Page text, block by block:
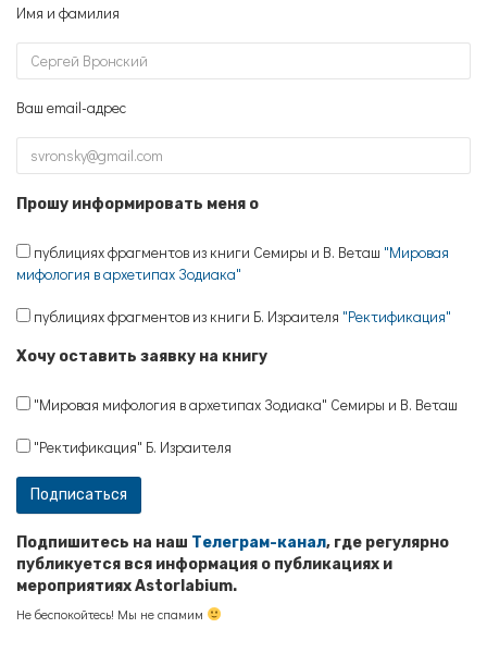
Имя и фамилия
Ваш email-адрес
Прошу информировать меня о
публициях фрагментов из книги Семиры и В. Веташ "Мировая
мифология в архетипах Зодиака"
публициях фрагментов из книги Б. Израителя "Ректификация"
Хочу оставить заявку на книгу
"Мировая мифология в архетипах Зодиака" Семиры и В. Веташ
"Ректификация" Б. Израителя
Подпишитесь на наш Телеграм-канал, где регулярно
публикуется вся информация о публикациях и
мероприятиях Astorlabium.
Не беспокойтесь! Мы не спамим